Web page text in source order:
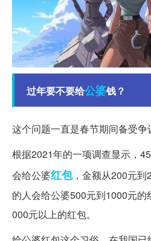
过年要不要给公婆钱？
这个问题一直是春节期间备受争
根据2021年的一项调查显示，
会给公婆红包，金额从200元到
的人会给公婆500元到1000元的
000元以上的红包。